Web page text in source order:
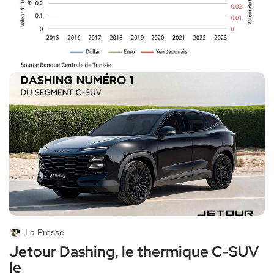
La Presse
Jetour Dashing, le thermique C-SUV
le